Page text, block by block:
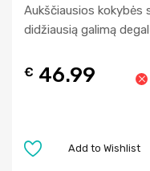
Aukščiausios kokybės
didžiausią galimą
€ 46.99
Add to Wishlist